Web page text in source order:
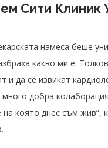
Сити
намеса беше
какво ми е.
и да се извикат
много добра
която днес съм жив“,